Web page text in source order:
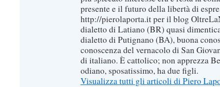
presente e il futuro della libertà di
http://pierolaporta.it per il blog
dialetto di Latiano (BR) quasi
dialetto di Putignano (BA), buona
conoscenza del vernacolo di San
di italiano. È cattolico; non apprezza
odiano, sposatissimo, ha due figli.
Visualizza tutti gli articoli di Piero